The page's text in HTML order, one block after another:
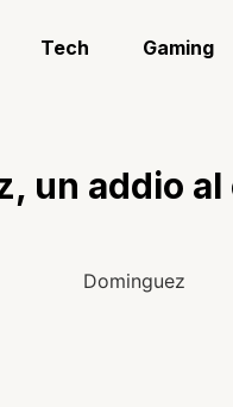
Tech Gaming
un addio